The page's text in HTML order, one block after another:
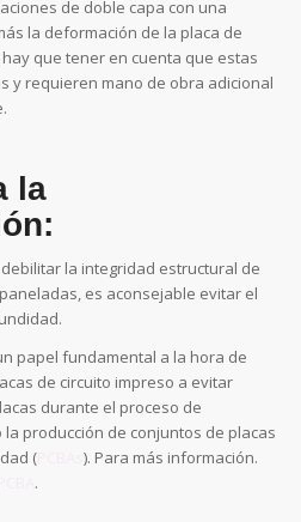
de doble capa con una
la deformación de la placa de
que tener en cuenta que estas
y requieren mano de obra adicional
la
la integridad estructural de
es aconsejable evitar el
papel fundamental a la hora de
de circuito impreso a evitar
durante el proceso de
producción de conjuntos de placas
( PCBAs). Para más información.
.